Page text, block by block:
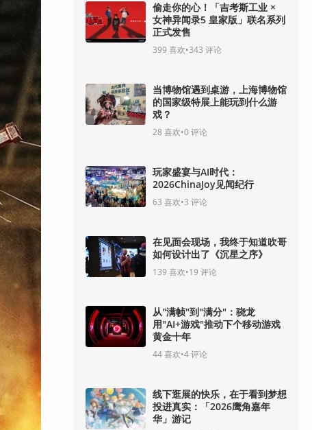
偷走你的心！「吉考斯工业 ×
女神异闻录5 皇家版」联名系列
正式发售
399 喜欢•343 评论
当博物馆遇到桌游，上海博物馆
的国家级特展上能玩到什么游
戏？
28 喜欢•0评论
玩家盛宴与AI时代：
2026ChinaJoy见闻纪行
63 喜欢•3 评论
在见面会现场，我终于知道吹哥
如何设计出了《沉星之序》
139 喜欢•19 评论
从"满帧"到"满分"：骁龙
用"AI+游戏"推动下个移动游戏
黄金十年
44喜欢•4评论
线下逛展的快乐，在于看到梦想
投进真实：「2026鹰角嘉年
华」游记